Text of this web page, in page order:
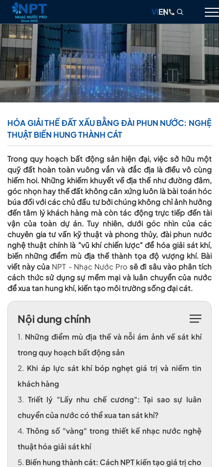
GIỚI THIỆU
NHẠC NƯỚC
ĐÀI PHUN NƯỚC
DỰ ÁN
THIẾT KẾ & THI CÔNG
BLOG
LIÊN HỆ
VIEN
HÓA GIẢI THẾ ĐẤT XẤU BẰNG ĐÀI PHUN NƯỚC: NGHỆ
THUẬT BIẾN HUNG THÀNH CÁT
Trong quy hoạch bất động sản hiện đại, việc sở hữu một
quỹ đất hoàn toàn vuông vắn và đắc địa là điều vô cùng
hiếm hoi. Những khiếm khuyết về địa thế như đường đâm,
góc nhọn hay thế đất không cân xứng luôn là bài toán hóc
búa đối với các chủ đầu tư bởi chúng không chỉ ảnh hưởng
đến tâm lý khách hàng mà còn tác động trực tiếp đến tài
vận của toàn dự án. Tuy nhiên, dưới góc nhìn của các
chuyên gia tư vấn kỹ thuật và phong thủy, đài phun nước
nghệ thuật chính là "vũ khí chiến lược" để hóa giải sát khí,
biến những điểm mù địa thế thành tọa độ vượng khí. Bài
viết này của NPT - Nhạc Nước Pro sẽ đi sâu vào phân tích
cách thức sử dụng sự mềm mại và luân chuyển của nước
để xua tan hung khí, kiến tạo môi trường sống đại cát.
Nội dung chính
1. Những điểm mù địa thế và nỗi ám ảnh về sát khí
trong quy hoạch bất động sản
2. Khi áp lực sát khí bóp nghẹt giá trị và niềm tin
khách hàng
3. Triết lý "Lấy nhu chế cương": Tại sao sự luân
chuyển của nước có thể xua tan sát khí?
4.Thông số "vàng" trong thiết kế nhạc nước nghệ
thuật hóa giải sát khí
5. Biến hung thành cát: Cách NPT kiến tạo giá trị cho